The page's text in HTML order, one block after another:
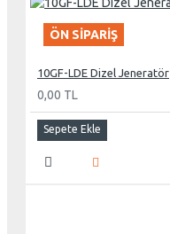
ÖN SIPARIŞ
10GF-LDE Dizel Jeneratör
0,00 TL
Sepete Ekle